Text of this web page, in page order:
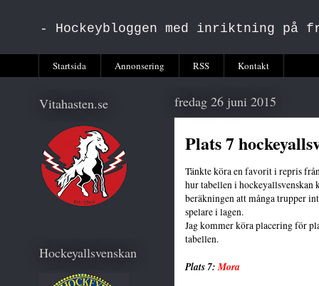
- Hockeybloggen med inriktning på
Startsida Annonsering RSS Kontakt
fredag 26 juni 2015
Plats 7
Tänkte köra en favorit i repris
hur tabellen i hockeyallsvenskan
beräkningen att många trupper
spelare i lagen.
Jag kommer köra placering för
tabellen.
Plats 7: Mora
Vitahasten.se
Hockeyallsvenskan